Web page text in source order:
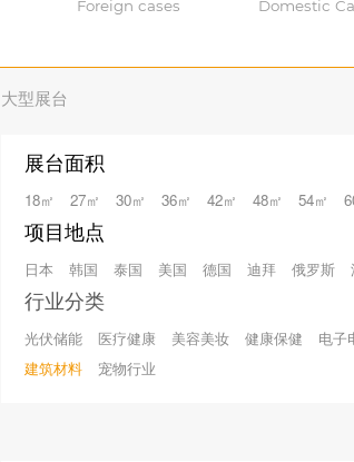
Foreign cases Domestic
大型展台
展台面积
18㎡ 27㎡ 30㎡ 36㎡ 42㎡ 48㎡ 54㎡
项目地点
日本 韩国 泰国 美国 德国 迪拜 俄罗斯
行业分类
光伏储能 医疗健康 美容美妆 健康保健 电子
建筑材料
宠物行业